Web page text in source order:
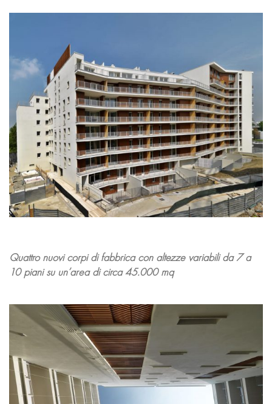
Quattro nuovi corpi di fabbrica con altezze variabili da 7 a
10 piani su un’area di circa 45.000 mq